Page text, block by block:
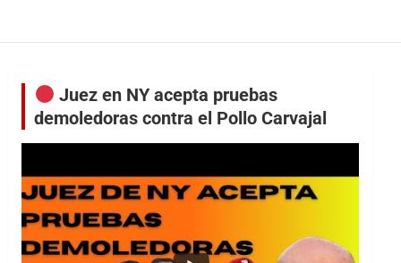
Juez en NY acepta pruebas
demoledoras contra el Pollo Carvajal